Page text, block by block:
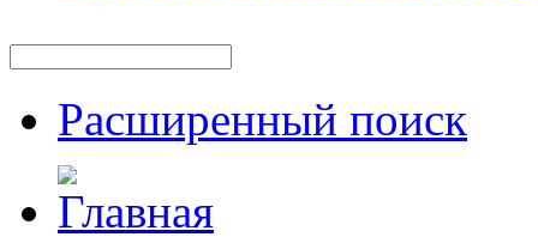
Расширенный поиск